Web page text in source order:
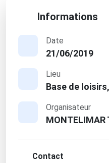
Informations
Date
21/06/2019
Lieu
Base de
Organisateur
MONTELIMAR
Contact